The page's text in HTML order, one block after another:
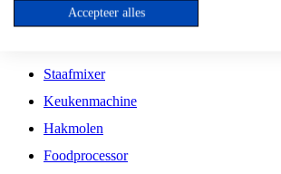
Inbouw Keramische Kookplaat
Kookplaat Accessoires
Staafmixer
Keukenmachine
Hakmolen
Foodprocessor
Accepteer alles